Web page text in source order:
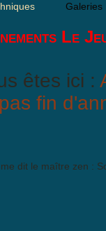
Galeries
Le
êtes ici :
fin
dit le maître zen :